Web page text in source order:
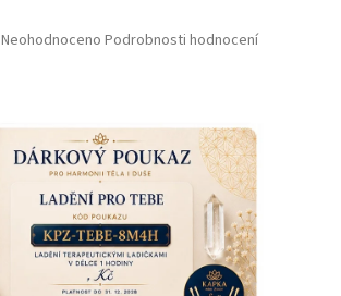
Průměrné
hvězdiček.
Neohodnoceno Podrobnosti hodnocení